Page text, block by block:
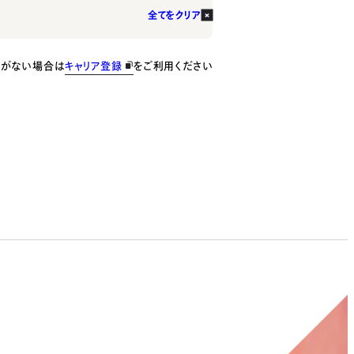
全てをクリア
ない場合はキャリア登録 をご利用ください